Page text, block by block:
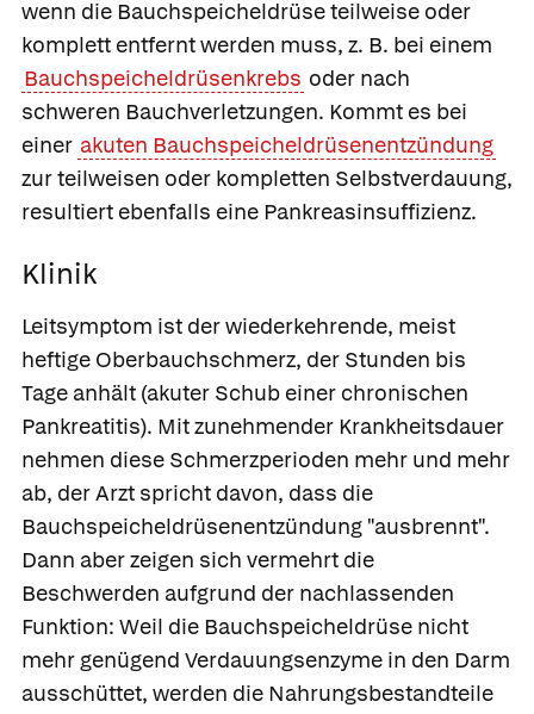
wenn die Bauchspeicheldrüse teilweise oder
komplett entfernt werden muss, z. B. bei einem
Bauchspeicheldrüsenkrebs oder nach
schweren Bauchverletzungen. Kommt es bei
einer akuten Bauchspeicheldrüsenentzündung
zur teilweisen oder kompletten Selbstverdauung,
resultiert ebenfalls eine Pankreasinsuffizienz.
Klinik
Leitsymptom ist der wiederkehrende, meist
heftige Oberbauchschmerz, der Stunden bis
Tage anhält (akuter Schub einer chronischen
Pankreatitis). Mit zunehmender Krankheitsdauer
nehmen diese Schmerzperioden mehr und mehr
ab, der Arzt spricht davon, dass die
Bauchspeicheldrüsenentzündung "ausbrennt".
Dann aber zeigen sich vermehrt die
Beschwerden aufgrund der nachlassenden
Funktion: Weil die Bauchspeicheldrüse nicht
mehr genügend Verdauungsenzyme in den Darm
ausschüttet, werden die Nahrungsbestandteile